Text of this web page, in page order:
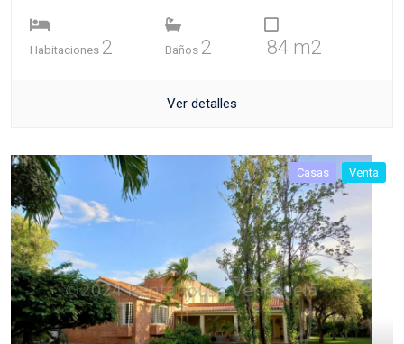
Habitaciones 2 Baños 2 84 m2
Ver detalles
Casas Venta